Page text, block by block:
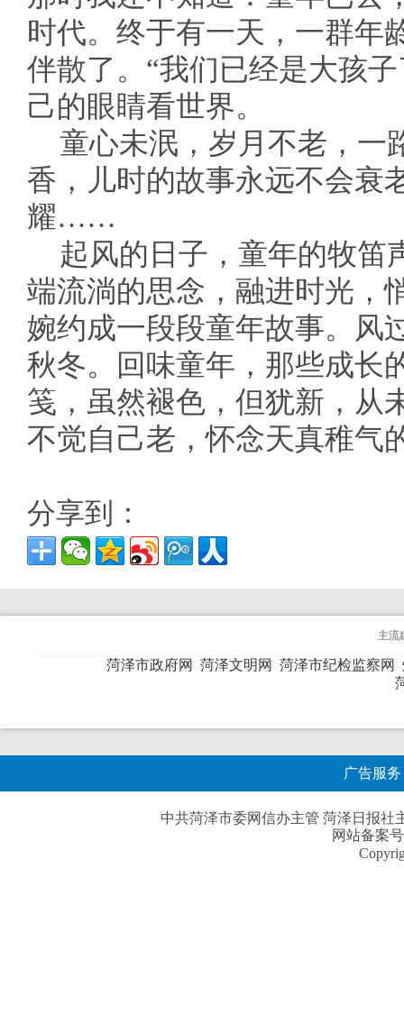
时代。终于有一天，一群年
伴散了。“我们已经是大孩
己的眼睛看世界。
童心未泯，岁月不老，一
香，儿时的故事永远不会衰
耀……
起风的日子，童年的牧笛
端流淌的思念，融进时光，
婉约成一段段童年故事。风
秋冬。回味童年，那些成长
笺，虽然褪色，但犹新，从
不觉自己老，怀念天真稚气
分享到：
主流
菏泽市政府网 菏泽文明网 菏泽市纪检监察网
广告服务
中共菏泽市委网信办主管 菏泽日报社
网站备案